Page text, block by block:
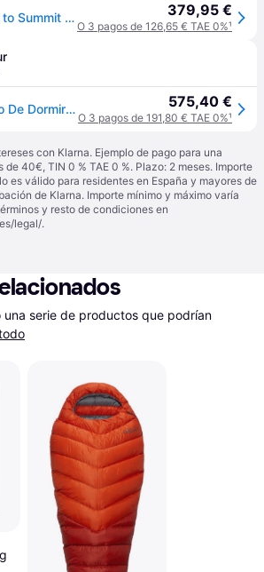
Saco de dormir Sea to Summit Ascent -1C Regular verde - Green 379,95 €
O 3 pagos de 126,65 € TAE 0%¹
Sea To Summit Saco De Dormir De Plumas Ascent (-9ºc -1ºc) 575,40 €
O 3 pagos de 191,80 € TAE 0%¹
con Klarna. Ejemplo de pago para una
40€, TIN 0 % TAE 0 %. Plazo: 2 meses. Importe
es válido para residentes en España y mayores de
de Klarna. Importe mínimo y máximo varía
y resto de condiciones en
legal/.
una serie de productos que podrían